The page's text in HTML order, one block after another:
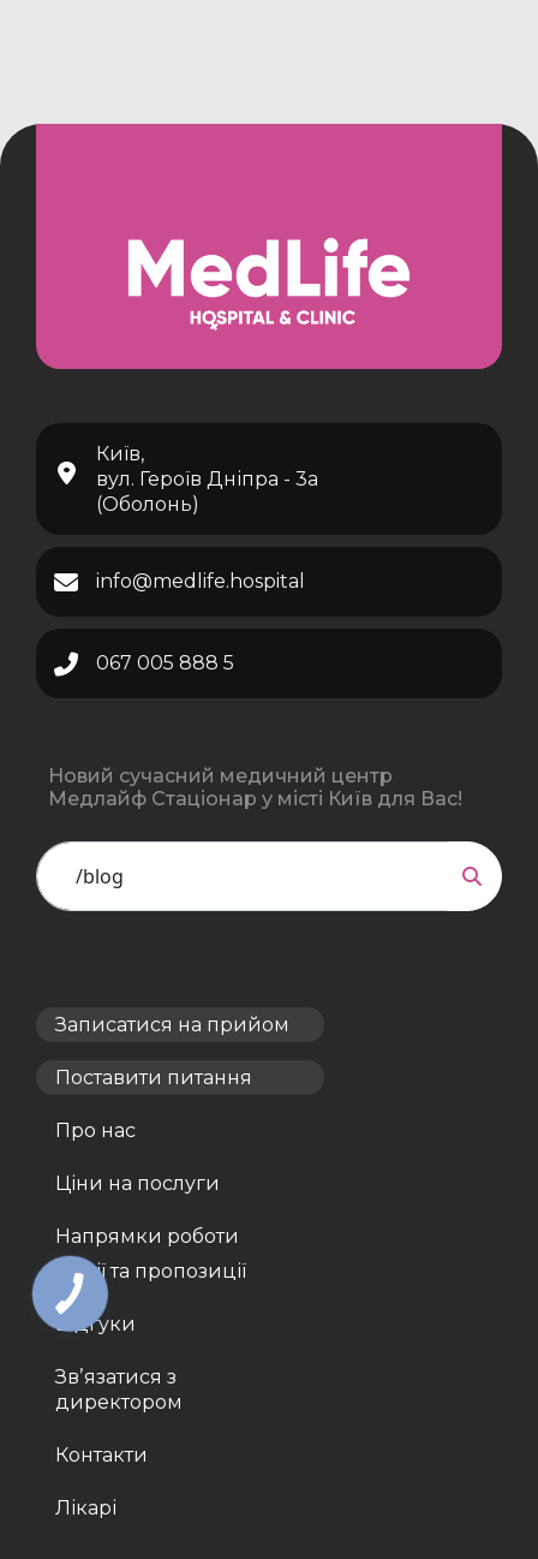
Київ,
вул. Героїв Дніпра - 3а
(Оболонь)
info@medlife.hospital
067 005 888 5
Новий сучасний медичний центр
Медлайф Стаціонар у місті Київ для Вас!
Записатися на прийом
Поставити питання
Про нас
Ціни на послуги
Напрямки роботи
Акції та пропозиції
Відгуки
Звʼязатися з
директором
Контакти
Лікарі